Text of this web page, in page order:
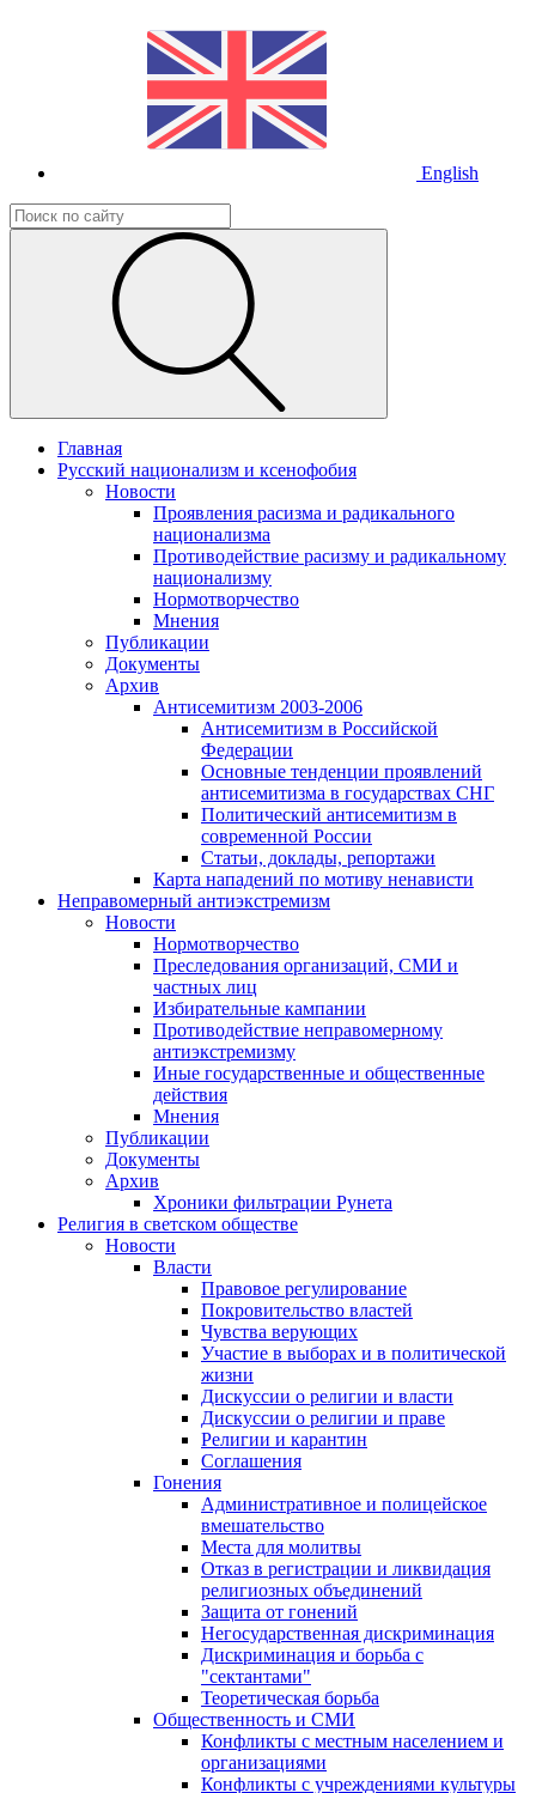
English
Главная
Русский национализм и ксенофобия
Новости
Проявления расизма и радикального
национализма
Противодействие расизму и радикальному
национализму
Нормотворчество
Мнения
Публикации
Документы
Архив
Антисемитизм 2003-2006
Антисемитизм в Российской
Федерации
Основные тенденции проявлений
антисемитизма в государствах СНГ
Политический антисемитизм в
современной России
Статьи, доклады, репортажи
Карта нападений по мотиву ненависти
Неправомерный антиэкстремизм
Новости
Нормотворчество
Преследования организаций, СМИ и
частных лиц
Избирательные кампании
Противодействие неправомерному
антиэкстремизму
Иные государственные и общественные
действия
Мнения
Публикации
Документы
Архив
Хроники фильтрации Рунета
Религия в светском обществе
Новости
Власти
Правовое регулирование
Покровительство властей
Чувства верующих
Участие в выборах и в политической
жизни
Дискуссии о религии и власти
Дискуссии о религии и праве
Религии и карантин
Соглашения
Гонения
Административное и полицейское
вмешательство
Места для молитвы
Отказ в регистрации и ликвидация
религиозных объединений
Защита от гонений
Негосударственная дискриминация
Дискриминация и борьба с
"сектантами"
Теоретическая борьба
Общественность и СМИ
Конфликты с местным населением и
организациями
Конфликты с учреждениями культуры